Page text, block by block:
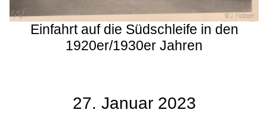
Einfahrt auf die Südschleife in den
1920er/1930er Jahren
27. Januar 2023